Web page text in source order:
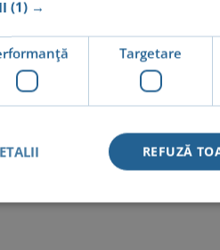
dar cei mai mulți dintre
(1) →
Targetare
REFUZĂ